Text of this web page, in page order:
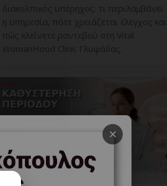
διακολπικός υπέρηχος: τι περιλαμβάνει
η υπηρεσία, πότε χρειάζεται έλεγχος και
πώς κλείνετε ραντεβού στη Vital
WomanHood Clinic Γλυφάδας.
×